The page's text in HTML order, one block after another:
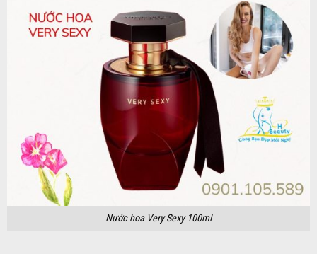
Nước hoa Very Sexy 100ml